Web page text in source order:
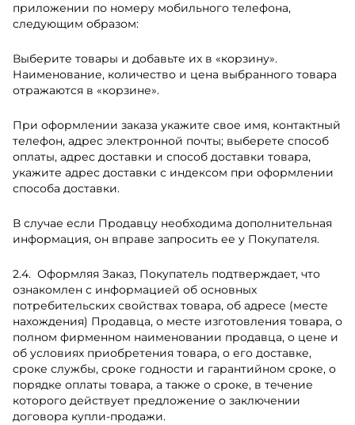
приложении по номеру мобильного телефона,
следующим образом:
Выберите товары и добавьте их в «корзину».
Наименование, количество и цена выбранного товара
отражаются в «корзине».
При оформлении заказа укажите свое имя, контактный
телефон, адрес электронной почты; выберете способ
оплаты, адрес доставки и способ доставки товара,
укажите адрес доставки с индексом при оформлении
способа доставки.
В случае если Продавцу необходима дополнительная
информация, он вправе запросить ее у Покупателя.
Оформляя Заказ, Покупатель подтверждает, что
ознакомлен с информацией об основных
потребительских свойствах товара, об адресе (месте
нахождения) Продавца, о месте изготовления товара, о
полном фирменном наименовании продавца, о цене и
об условиях приобретения товара, о его доставке,
сроке службы, сроке годности и гарантийном сроке, о
порядке оплаты товара, а также о сроке, в течение
которого действует предложение о заключении
договора купли-продажи.